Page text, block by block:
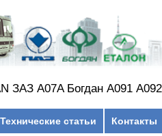
ЗАЗ A07A Богдан А091 А092
Технические статьи Контакты